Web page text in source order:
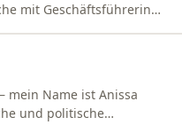
mit Geschäftsführerin
mein Name ist Anissa
und politische